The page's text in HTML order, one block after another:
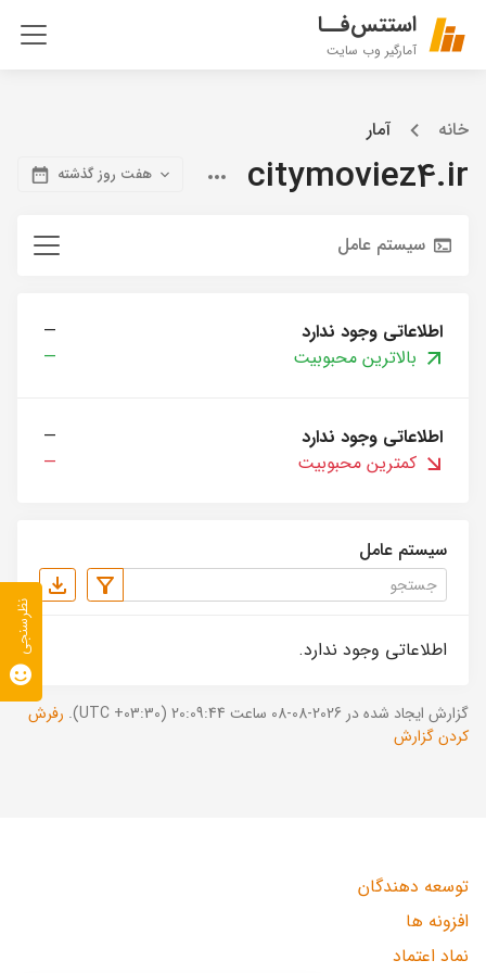
استتس‌فــا
آمارگیر وب سایت
خانه آمار
citymoviez4.ir هفت روز گذشته
سیستم عامل
اطلاعاتی وجود ندارد
—
بالاترین محبوبیت
—
اطلاعاتی وجود ندارد
—
کمترین محبوبیت
—
سیستم عامل
اطلاعاتی وجود ندارد.
گزارش ایجاد شده در 2026-08-08 ساعت 20:09:44 (UTC +03:30).
رفرش
کردن گزارش
توسعه دهندگان
افزونه ها
نماد اعتماد
نظرسنجی